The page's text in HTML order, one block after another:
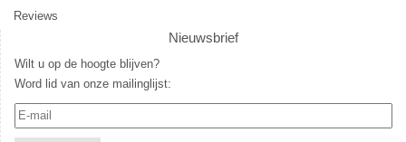
Reviews
Nieuwsbrief
Wilt u op de hoogte blijven?
Word lid van onze mailinglijst: